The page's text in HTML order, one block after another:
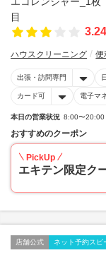
3.24
ハウスクリーニング 便
出張・訪問専門
カード可 電子マ
本日の営業状況 8:00〜20:00
おすすめのクーポン
PickUp
エキテン限定ク
店舗公式 ネット予約スピ